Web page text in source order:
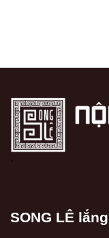
`
SONG LÊ